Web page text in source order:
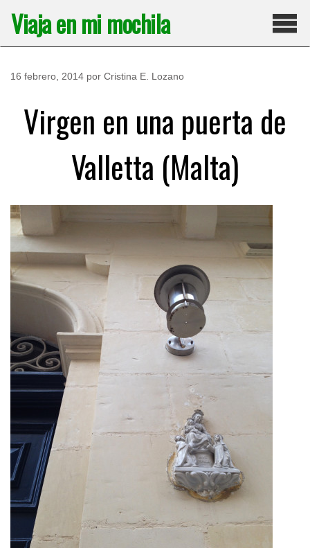
contenido
Viaja en mi mochila
16 febrero, 2014 por Cristina E. Lozano
Virgen en una puerta de
Valletta (Malta)